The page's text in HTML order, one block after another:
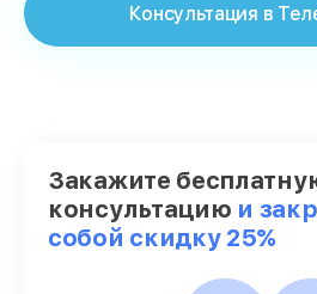
Консультация в
Закажите
консультацию и
собой скидку 25%